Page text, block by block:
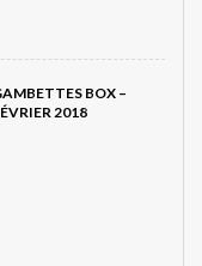
BOX –
2018